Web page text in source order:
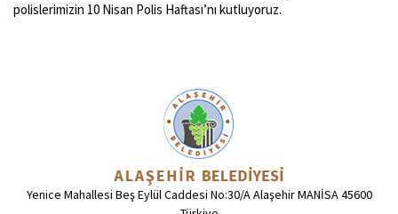
polislerimizin 10 Nisan Polis Haftası’nı kutluyoruz.
Yenice Mahallesi Beş Eylül Caddesi No:30/A Alaşehir MANİSA 45600